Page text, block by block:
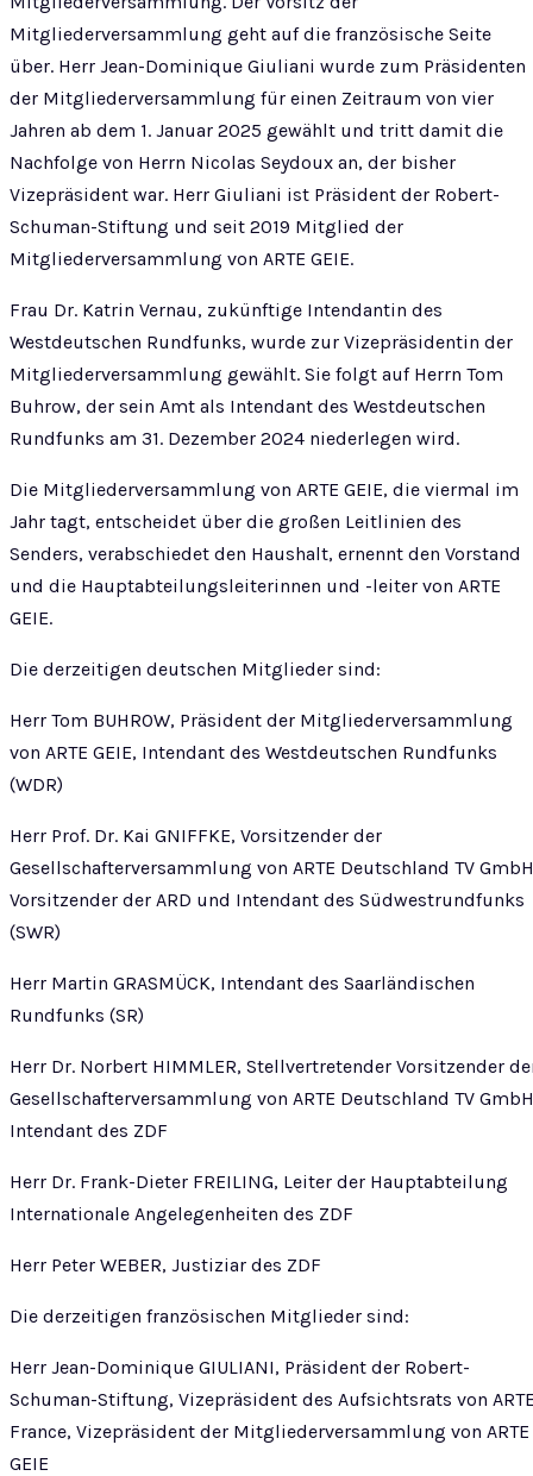
Mitgliederversammlung geht auf die französische Seite
über. Herr Jean-Dominique Giuliani wurde zum Präsidenten
der Mitgliederversammlung für einen Zeitraum von vier
Jahren ab dem 1. Januar 2025 gewählt und tritt damit die
Nachfolge von Herrn Nicolas Seydoux an, der bisher
Vizepräsident war. Herr Giuliani ist Präsident der Robert-
Schuman-Stiftung und seit 2019 Mitglied der
Mitgliederversammlung von ARTE GEIE.
Frau Dr. Katrin Vernau, zukünftige Intendantin des
Westdeutschen Rundfunks, wurde zur Vizepräsidentin der
Mitgliederversammlung gewählt. Sie folgt auf Herrn Tom
Buhrow, der sein Amt als Intendant des Westdeutschen
Rundfunks am 31. Dezember 2024 niederlegen wird.
Die Mitgliederversammlung von ARTE GEIE, die viermal im
Jahr tagt, entscheidet über die großen Leitlinien des
Senders, verabschiedet den Haushalt, ernennt den Vorstand
und die Hauptabteilungsleiterinnen und -leiter von ARTE
GEIE.
Die derzeitigen deutschen Mitglieder sind:
Herr Tom BUHROW, Präsident der Mitgliederversammlung
von ARTE GEIE, Intendant des Westdeutschen Rundfunks
(WDR)
Herr Prof. Dr. Kai GNIFFKE, Vorsitzender der
Gesellschafterversammlung von ARTE Deutschland TV
Vorsitzender der ARD und Intendant des Südwestrundfunks
(SWR)
Herr Martin GRASMÜCK, Intendant des Saarländischen
Rundfunks (SR)
Herr Dr. Norbert HIMMLER, Stellvertretender Vorsitzender
Gesellschafterversammlung von ARTE Deutschland TV
Intendant des ZDF
Herr Dr. Frank-Dieter FREILING, Leiter der Hauptabteilung
Internationale Angelegenheiten des ZDF
Herr Peter WEBER, Justiziar des ZDF
Die derzeitigen französischen Mitglieder sind:
Herr Jean-Dominique GIULIANI, Präsident der Robert-
Schuman-Stiftung, Vizepräsident des Aufsichtsrats von
France, Vizepräsident der Mitgliederversammlung von ARTE
GEIE